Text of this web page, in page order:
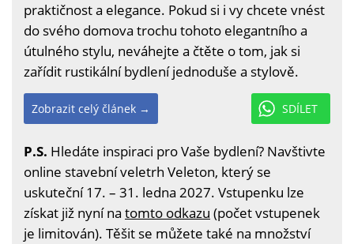
praktičnost a elegance. Pokud si i vy chcete vnést
do svého domova trochu tohoto elegantního a
útulného stylu, neváhejte a čtěte o tom, jak si
zařídit rustikální bydlení jednoduše a stylově.
SDÍLET
Zobrazit celý článek →
P.S. Hledáte inspiraci pro Vaše bydlení? Navštivte
online stavební veletrh Veleton, který se
uskuteční 17. – 31. ledna 2027. Vstupenku lze
získat již nyní na tomto odkazu (počet vstupenek
je limitován). Těšit se můžete také na množství